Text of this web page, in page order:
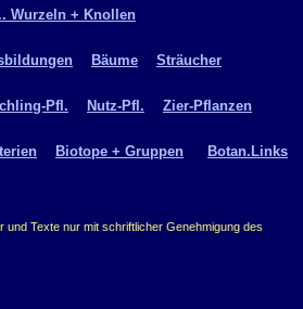
Wurzeln + Knollen
Bäume Sträucher
Pfl. Nutz-Pfl. Zier-Pflanzen
Biotope + Gruppen Botan.Links
und Texte nur mit schriftlicher Genehmigung des